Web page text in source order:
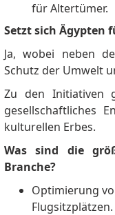
für Altertümer.
Setzt sich Ägypten
Ja, wobei neben
Schutz der Umwelt
Zu den Initiativen
gesellschaftliches
kulturellen Erbes.
Was sind die
Branche?
Optimierung
Flugsitzplätzen.